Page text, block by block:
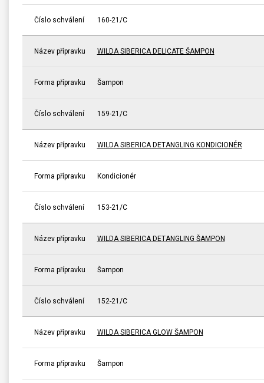
Číslo schválení 160-21/C
Název přípravku WILDA SIBERICA DELICATE ŠAMPON
Forma přípravku Šampon
Číslo schválení 159-21/C
Název přípravku WILDA SIBERICA DETANGLING KONDICIONÉR
Forma přípravku Kondicionér
Číslo schválení 153-21/C
Název přípravku WILDA SIBERICA DETANGLING ŠAMPON
Forma přípravku Šampon
Číslo schválení 152-21/C
Název přípravku WILDA SIBERICA GLOW ŠAMPON
Forma přípravku Šampon